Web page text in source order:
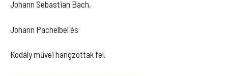
Johann Sebastian Bach,
Johann Pachelbel és
Kodály művei hangzottak fel.